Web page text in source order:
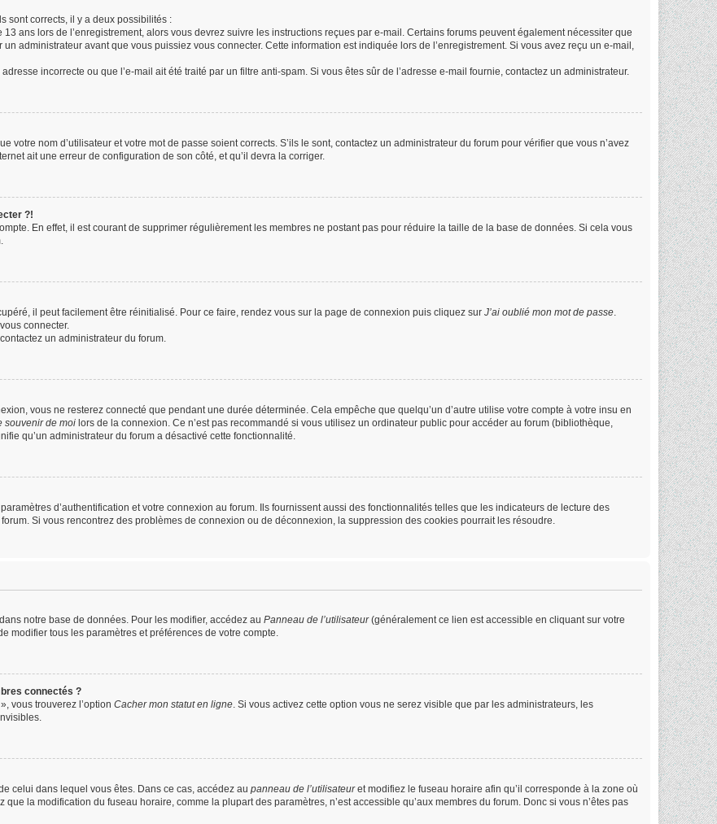
sont corrects, il y a deux possibilités :
ans lors de l’enregistrement, alors vous devrez suivre les instructions reçues par e-mail. Certains forums peuvent également nécessiter que
administrateur avant que vous puissiez vous connecter. Cette information est indiquée lors de l’enregistrement. Si vous avez reçu un e-mail,
incorrecte ou que l’e-mail ait été traité par un filtre anti-spam. Si vous êtes sûr de l’adresse e-mail fournie, contactez un administrateur.
votre nom d’utilisateur et votre mot de passe soient corrects. S’ils le sont, contactez un administrateur du forum pour vérifier que vous n’avez
ait une erreur de configuration de son côté, et qu’il devra la corriger.
?!
En effet, il est courant de supprimer régulièrement les membres ne postant pas pour réduire la taille de la base de données. Si cela vous
il peut facilement être réinitialisé. Pour ce faire, rendez vous sur la page de connexion puis cliquez sur J’ai oublié mon mot de passe.
connecter.
un administrateur du forum.
vous ne resterez connecté que pendant une durée déterminée. Cela empêche que quelqu’un d’autre utilise votre compte à votre insu en
souvenir de moi lors de la connexion. Ce n’est pas recommandé si vous utilisez un ordinateur public pour accéder au forum (bibliothèque,
qu’un administrateur du forum a désactivé cette fonctionnalité.
d’authentification et votre connexion au forum. Ils fournissent aussi des fonctionnalités telles que les indicateurs de lecture des
Si vous rencontrez des problèmes de connexion ou de déconnexion, la suppression des cookies pourrait les résoudre.
notre base de données. Pour les modifier, accédez au Panneau de l’utilisateur(généralement ce lien est accessible en cliquant sur votre
modifier tous les paramètres et préférences de votre compte.
connectés ?
vous trouverez l’option Cacher mon statut en ligne. Si vous activez cette option vous ne serez visible que par les administrateurs, les
celui dans lequel vous êtes. Dans ce cas, accédez au panneau de l’utilisateuret modifiez le fuseau horaire afin qu’il corresponde à la zone où
la modification du fuseau horaire, comme la plupart des paramètres, n’est accessible qu’aux membres du forum. Donc si vous n’êtes pas